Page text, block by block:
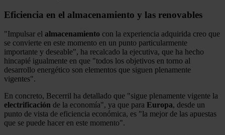
Eficiencia en el almacenamiento y las renovables
"Impulsar el almacenamiento con la experiencia adquirida creo que
se convierte en este momento en un punto particularmente
importante y deseable", ha recalcado la ejecutiva, que ha hecho
hincapié igualmente en que "todos los objetivos en torno al
desarrollo energético son elementos que siguen plenamente
vigentes".
En concreto, Becerril ha detallado que "sigue plenamente vigente la
electrificación de la economía", ya que para Europa, desde un
punto de vista de eficiencia económica, es "la mejor de las apuestas
que se puede hacer en este momento".